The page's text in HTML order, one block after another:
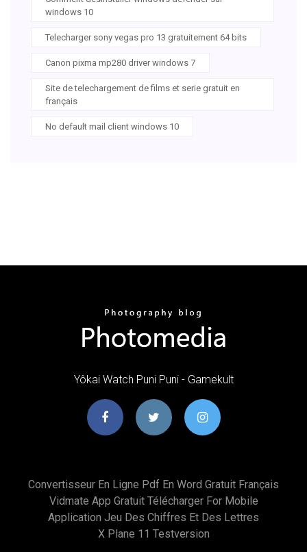
windows 10
Telecharger sony vegas pro 13 gratuitement 64 bits
Canon pixma mp280 driver windows 7
Site de telechargement de films et serie gratuit en
français
No default mail client windows 10
Yôkai Watch Puni Puni - Gamekult
Convertisseur En Ligne Pdf En Word Gratuit Français
Vidmate App Gratuit Télécharger For Mobile
Application Jeu Des Chiffres Et Des Lettres
X Plane 11 Testversion